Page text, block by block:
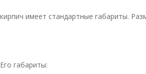
имеет стандартные габариты.
габариты: